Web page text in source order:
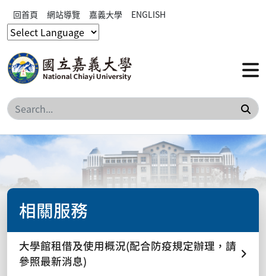
回首頁 網站導覽 嘉義大學 ENGLISH
搜
相關服務
大學館租借及使用概況(配合防疫規定辦理，請
參照最新消息)